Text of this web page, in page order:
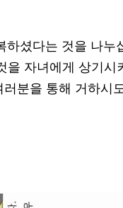
하셨다는 것을 나누
을 자녀에게 상기시
분을 통해 거하시